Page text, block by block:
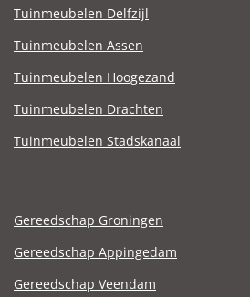
Tuinmeubelen Delfzijl
Tuinmeubelen Assen
Tuinmeubelen Hoogezand
Tuinmeubelen Drachten
Tuinmeubelen Stadskanaal
Gereedschap Groningen
Gereedschap Appingedam
Gereedschap Veendam